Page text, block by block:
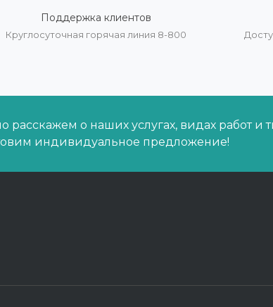
Поддержка клиентов
Круглосуточная горячая линия 8-800
расскажем о наших услугах, видах работ и
индивидуальное предложение!